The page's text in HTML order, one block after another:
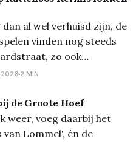
al wel verhuisd zijn, de
vinden nog steeds
zo ook
een loden zon kwamen
jaarlijkse leuke
tot paalklimmen en
kon niet
2026 2 MIN
de Groote Hoef
weer, voeg daarbij het
Lommel', én de